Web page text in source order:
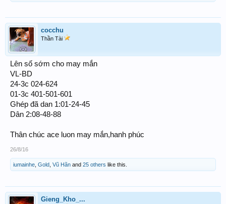
cocchu
Thần Tài
Lên số sớm cho may mắn
VL-BD
24-3c 024-624
01-3c 401-501-601
Ghép đã dan 1:01-24-45
Dân 2:08-48-88
Thân chúc ace luon may mắn,hanh phúc
26/8/16
iumainhe Gold Vũ Hãn and 25 others like this.
Gieng_Kho_...